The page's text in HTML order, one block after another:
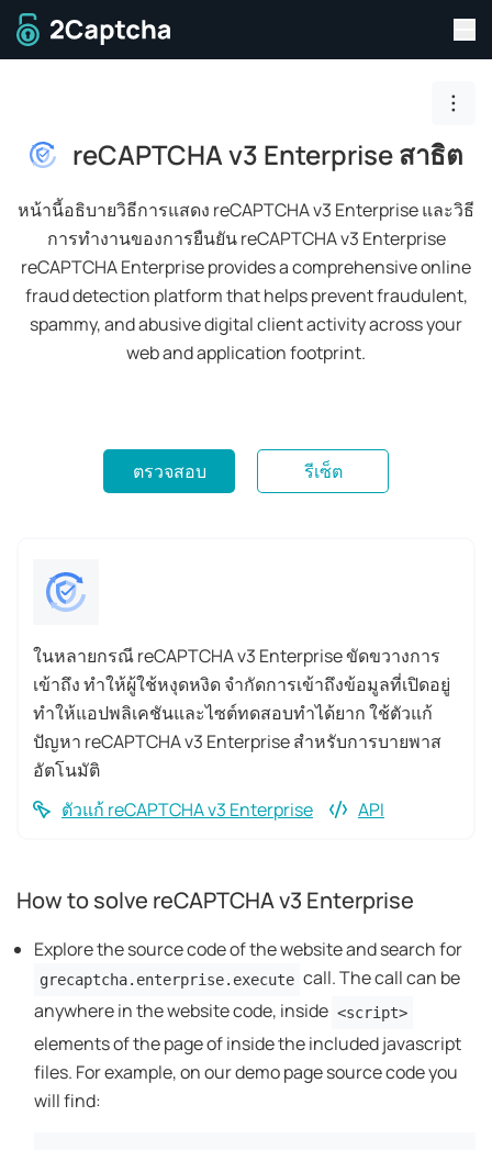
สู่หน้าแรก สลั
reCAPTCHA v3 Enterprise สาธิต
หน้านี้อธิบายวิธีการแสดง reCAPTCHA v3 Enterprise และวิธี
การทำงานของการยืนยัน reCAPTCHA v3 Enterprise
reCAPTCHA Enterprise provides a comprehensive online
fraud detection platform that helps prevent fraudulent,
spammy, and abusive digital client activity across your
web and application footprint.
ตรวจสอบ รีเซ็ต
ในหลายกรณี reCAPTCHA v3 Enterprise ขัดขวางการ
เข้าถึง ทำให้ผู้ใช้หงุดหงิด จำกัดการเข้าถึงข้อมูลที่เปิดอยู่
ทำให้แอปพลิเคชันและไซต์ทดสอบทำได้ยาก ใช้ตัวแก้
ปัญหา reCAPTCHA v3 Enterprise สำหรับการบายพาส
อัตโนมัติ
ตัวแก้ reCAPTCHA v3 Enterprise
API
How to solve reCAPTCHA v3 Enterprise
Explore the source code of the website and search for
grecaptcha.enterprise.execute call. The call can be
anywhere in the website code, inside <script>
elements of the page of inside the included javascript
files. For example, on our demo page source code you
will find: